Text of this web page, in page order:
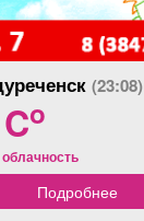
(23:08)
o
Подробнее